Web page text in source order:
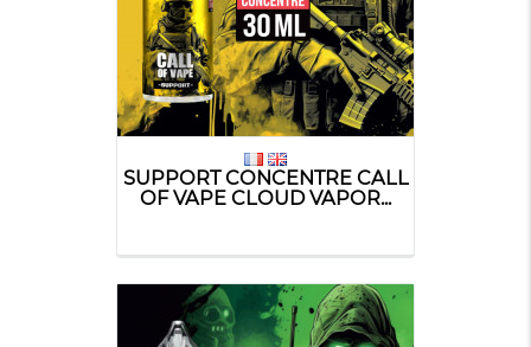
SUPPORT CONCENTRE CALL
OF VAPE CLOUD VAPOR...